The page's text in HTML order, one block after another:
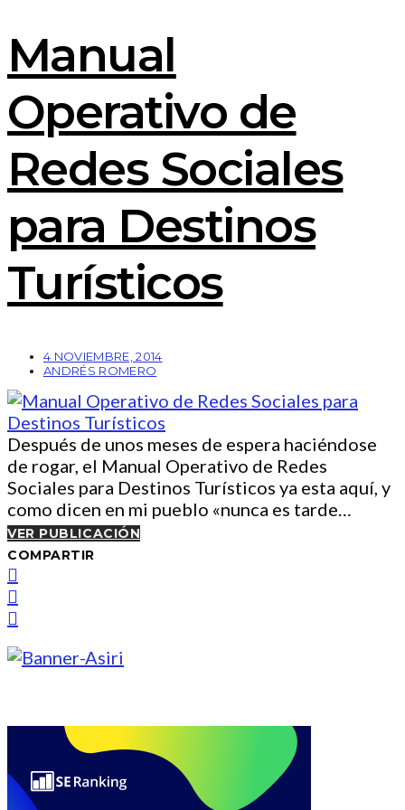
Manual
Operativo de
Redes Sociales
para Destinos
Turísticos
4 NOVIEMBRE, 2014
ANDRÉS ROMERO
Después de unos meses de espera haciéndose
de rogar, el Manual Operativo de Redes
Sociales para Destinos Turísticos ya esta aquí, y
como dicen en mi pueblo «nunca es tarde…
VER PUBLICACIÓN
COMPARTIR